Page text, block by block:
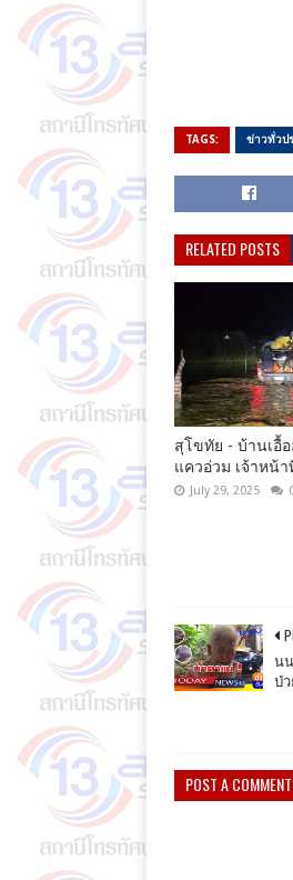
TAGS: ข่าวทั่วป
RELATED POSTS
สุโขทัย - บ้านเอื้
แควอ่วม เจ้าหน้
July 29, 2025
น
ป่ว
POST A COMMENT